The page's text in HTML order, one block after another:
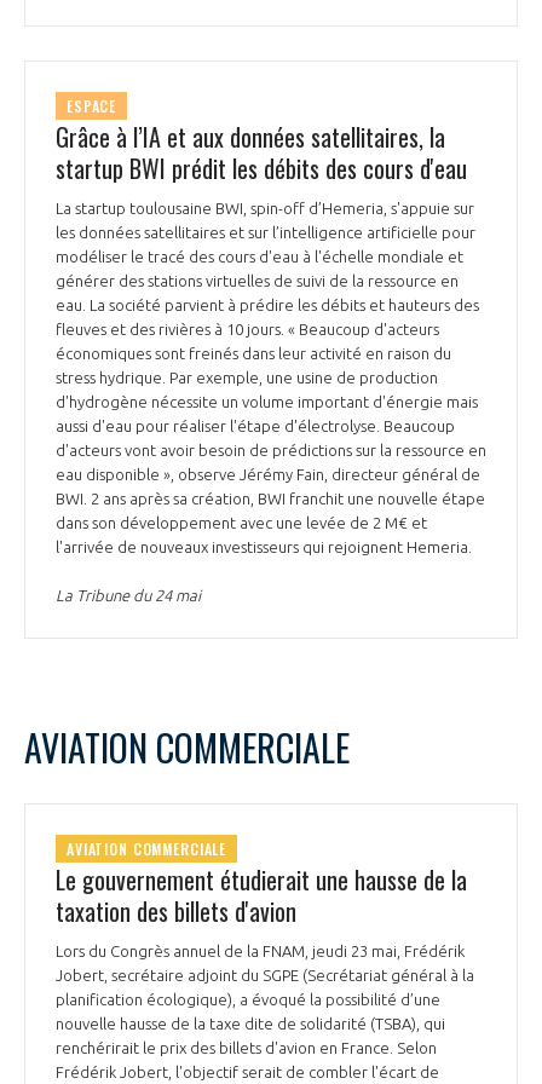
ESPACE
Grâce à l’IA et aux données satellitaires, la
startup BWI prédit les débits des cours d'eau
La startup toulousaine BWI, spin-off d’Hemeria, s'appuie sur
les données satellitaires et sur l’intelligence artificielle pour
modéliser le tracé des cours d'eau à l'échelle mondiale et
générer des stations virtuelles de suivi de la ressource en
eau. La société parvient à prédire les débits et hauteurs des
fleuves et des rivières à 10 jours. « Beaucoup d'acteurs
économiques sont freinés dans leur activité en raison du
stress hydrique. Par exemple, une usine de production
d'hydrogène nécessite un volume important d'énergie mais
aussi d'eau pour réaliser l'étape d'électrolyse. Beaucoup
d'acteurs vont avoir besoin de prédictions sur la ressource en
eau disponible », observe Jérémy Fain, directeur général de
BWI. 2 ans après sa création, BWI franchit une nouvelle étape
dans son développement avec une levée de 2 M€ et
l'arrivée de nouveaux investisseurs qui rejoignent Hemeria.
La Tribune du 24 mai
AVIATION COMMERCIALE
AVIATION COMMERCIALE
Le gouvernement étudierait une hausse de la
taxation des billets d'avion
Lors du Congrès annuel de la FNAM, jeudi 23 mai, Frédérik
Jobert, secrétaire adjoint du SGPE (Secrétariat général à la
planification écologique), a évoqué la possibilité d’une
nouvelle hausse de la taxe dite de solidarité (TSBA), qui
renchérirait le prix des billets d'avion en France. Selon
Frédérik Jobert, l'objectif serait de combler l'écart de